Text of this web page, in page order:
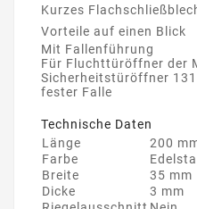
Kurzes
Vorteile auf einen Blick
Mit Fallenführung
Für Fluchttüröffner der
Sicherheitstüröffner
fester Falle
Technische Daten
Länge
200
Farbe
Breite
35 mm
Dicke
3 mm